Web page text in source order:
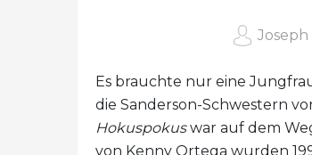
Joseph
Es brauchte nur eine
die Sanderson-Schwestern
Hokuspokuswar auf dem
von Kenny Ortega wurden